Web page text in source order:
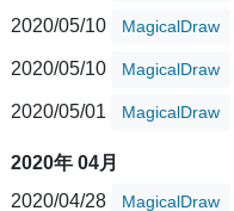
2020/05/10 MagicalDraw
2020/05/10 MagicalDraw
2020/05/01 MagicalDraw
2020年 04月
2020/04/28
MagicalDraw